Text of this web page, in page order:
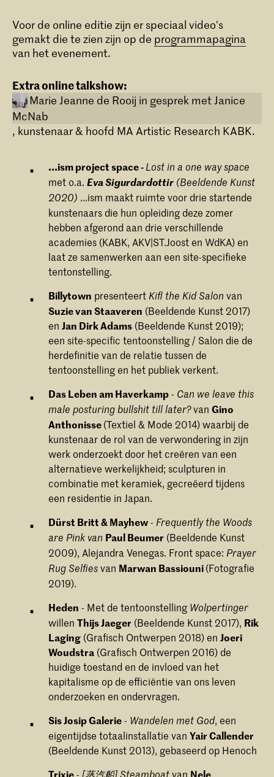
Voor de online editie zijn er speciaal video's
gemakt die te zien zijn op de programmapagina
van het evenement.
Extra online talkshow:
Marie Jeanne de Rooij in gesprek met Janice
McNab
Interview Janice McNab -
Hoogtij#62
Marie Jeanne de Rooij interviewt Janice
McNab, kunstenaar & hoofd MA Artistic
Research aan de KABK tijdens de 62e
editie van Hoogtij op 25 september
2020
, kunstenaar & hoofd MA Artistic Research KABK.
...ism project space -Lost in a one way space
met o.a.Eva Sigurdardottir (Beeldende Kunst
2020) ...ism maakt ruimte voor drie startende
kunstenaars die hun opleiding deze zomer
hebben afgerond aan drie verschillende
academies (KABK, AKV|ST.Joost en WdKA) en
laat ze samenwerken aan een site-specifieke
tentonstelling.
Billytown presenteert Kifl the Kid Salon van
Suzie van Staaveren (Beeldende Kunst 2017)
enJan Dirk Adams (Beeldende Kunst 2019);
een site-specific tentoonstelling / Salon die de
herdefinitie van de relatie tussen de
tentoonstelling en het publiek verkent.
Das Leben am Haverkamp- Can we leave this
male posturing bullshit till later?vanGino
Anthonisse(Textiel & Mode 2014) waarbij de
kunstenaar de rol van de verwondering in zijn
werk onderzoekt door het creëren van een
alternatieve werkelijkheid; sculpturen in
combinatie met keramiek, gecreëerd tijdens
een residentie in Japan.
Dürst Britt & Mayhew- Frequently the Woods
are Pink van Paul Beumer (Beeldende Kunst
2009), Alejandra Venegas. Front space: Prayer
Rug Selfiesvan Marwan Bassiouni(Fotografie
2019).
Heden - Met de tentoonstellingWolpertinger
willenThijs Jaeger (Beeldende Kunst 2017), Rik
Laging (Grafisch Ontwerpen 2018) enJoeri
Woudstra (Grafisch Ontwerpen 2016) de
huidige toestand en de invloed van het
kapitalisme op de efficiëntie van ons leven
onderzoeken en ondervragen.
Sis Josip Galerie- Wandelen met God, een
eigentijdse totaalinstallatie vanYair Callender
(Beeldende Kunst 2013), gebaseerd op Henoch
Trixie- [蒸汽船] Steamboatvan Nele